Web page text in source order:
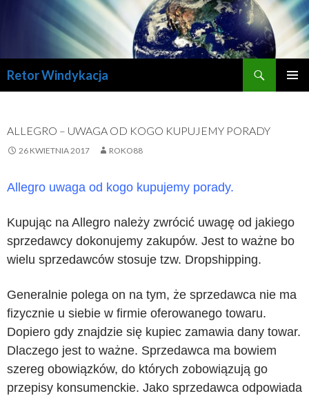
Retor Windykacja
ALLEGRO – UWAGA OD KOGO KUPUJEMY PORADY
26 KWIETNIA 2017 ROKO88
Allegro uwaga od kogo kupujemy porady.
Kupując na Allegro należy zwrócić uwagę od jakiego
sprzedawcy dokonujemy zakupów. Jest to ważne bo
wielu sprzedawców stosuje tzw. Dropshipping.
Generalnie polega on na tym, że sprzedawca nie ma
fizycznie u siebie w firmie oferowanego towaru.
Dopiero gdy znajdzie się kupiec zamawia dany towar.
Dlaczego jest to ważne. Sprzedawca ma bowiem
szereg obowiązków, do których zobowiązują go
przepisy konsumenckie. Jako sprzedawca odpowiada